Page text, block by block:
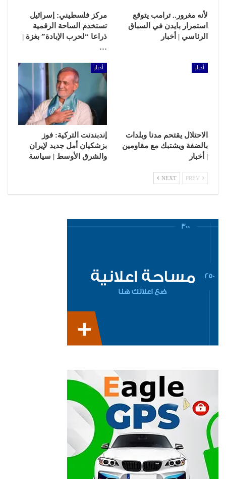
لأنه مغرور.. ترامب يتوقع
استمرار بايدن في السباق
الرئاسي | أخبار
مركز فلسطيني: إسرائيل
تستخدم الساحة الرقمية
ذراعا “لحرب الإبادة” بغزة |
…
أخبار
الاحتلال يقتحم مدنا وبلدات
بالضفة ويشتبك مع مقاومين
| أخبار
أخبار
إندبندنت التركية: فوز
بزشكيان أمل جديد لإيران
والشرق الأوسط | سياسة
NEXT